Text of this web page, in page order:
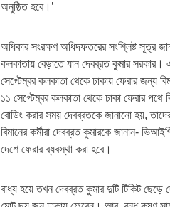
অনুষ্ঠিত হবে।’
অধিকার সংরক্ষণ অধিদফতরের সংশ্লিষ্ট সূত্র
কলকাতায় বেড়াতে যান দেবব্রত কুমার সরকার।
সেপ্টেম্বর কলকাতা থেকে ঢাকায় ফেরার জন্য
১১ সেপ্টেম্বর কলকাতা থেকে ঢাকা ফেরার পথে
বোডিং করার সময় দেবব্রতকে জানানো হয়,
বিমানের কর্মীরা দেবব্রত কুমারকে জানান-
দেশে ফেরার ব্যবস্থা করা হবে।
বাধ্য হয়ে তখন দেবব্রত কুমার দুটি টিকিট